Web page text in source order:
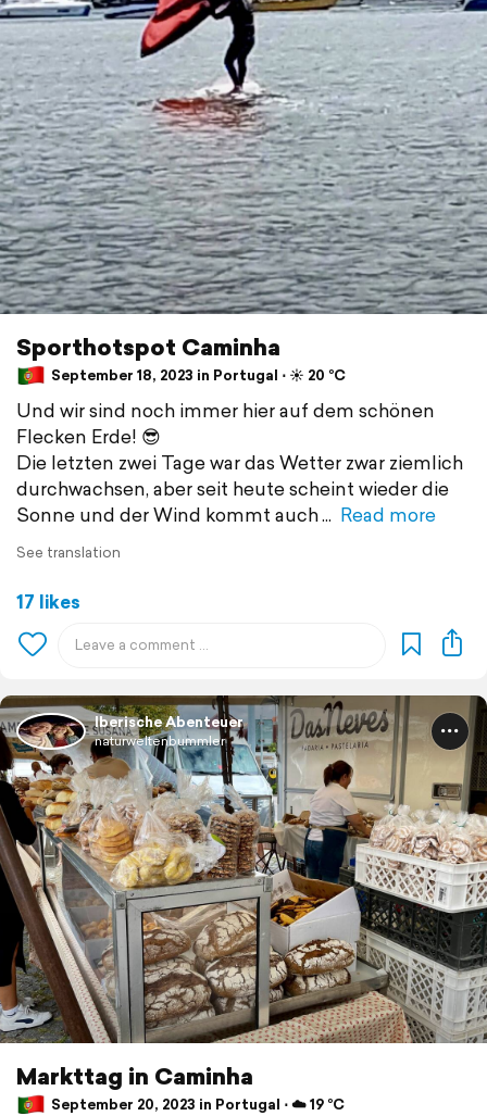
Sporthotspot Caminha
September 18, 2023 in Portugal ⋅ ☀️ 20 °C
Und wir sind noch immer hier auf dem schönen
Flecken Erde! 😎
Die letzten zwei Tage war das Wetter zwar ziemlich
durchwachsen, aber seit heute scheint wieder die
Sonne und der Wind kommt auch
Read more
See translation
17 likes
Iberische Abenteuer
naturweltenbummler
Markttag in Caminha
September 20, 2023 in Portugal ⋅ ☁️ 19 °C